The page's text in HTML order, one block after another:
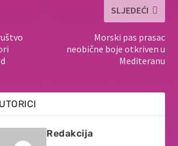
SLJEDEĆI
Morski pas prasac
neobične boje otkriven u
Mediteranu
Redakcija